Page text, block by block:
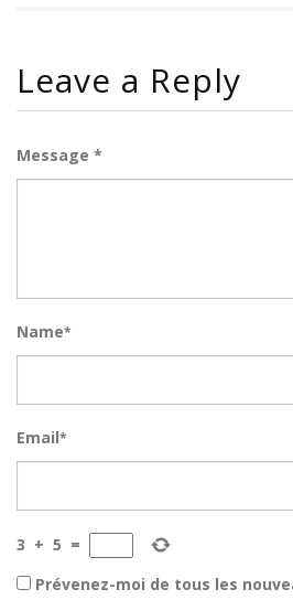
Leave a Reply
Message *
Name*
Email*
3 + 5 =
Prévenez-moi de tous les